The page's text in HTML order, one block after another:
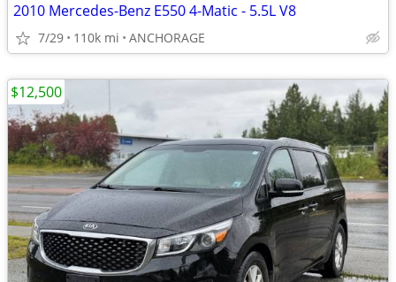
2010 Mercedes-Benz E550 4-Matic - 5.5L V8
7/29 110k mi ANCHORAGE
$12,500